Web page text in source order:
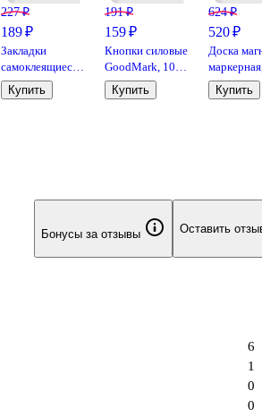
227 ₽
189 ₽
Закладки
самоклеящиеся,
4.4 х 1.2 см, 8
цветов по 10
Купить
191 ₽
159 ₽
Кнопки силовые
GoodMark, 100
штук, желтый
металл
Купить
624 ₽
520 ₽
Доска
маркерная,
30 см,
Купить
Бонусы за отзывы Оставить
0
0
1
6